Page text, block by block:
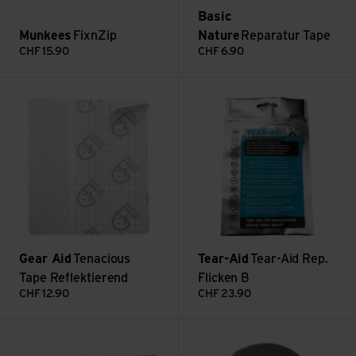
Munkees FixnZip
CHF 15.90
Basic
Nature Reparatur Tape
CHF 6.90
Gear Aid Tenacious
Tape Reflektierend
CHF 12.90
Tear-Aid Tear-Aid Rep.
Flicken B
CHF 23.90